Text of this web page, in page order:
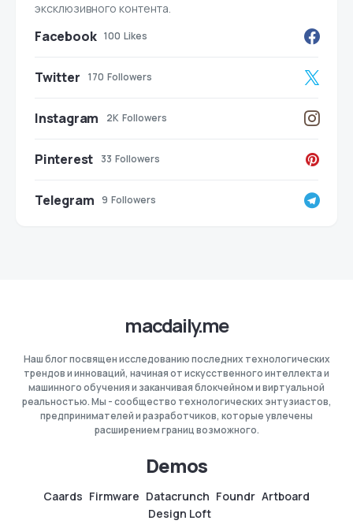
эксклюзивного контента.
Facebook 100 Likes
Twitter 170 Followers
Instagram 2K Followers
Pinterest 33 Followers
Telegram 9 Followers
macdaily.me
Наш блог посвящен исследованию последних технологических
трендов и инноваций, начиная от искусственного интеллекта и
машинного обучения и заканчивая блокчейном и виртуальной
реальностью. Мы - сообщество технологических энтузиастов,
предпринимателей и разработчиков, которые увлечены
расширением границ возможного.
Demos
Caards Firmware Datacrunch Foundr Artboard
Design Loft